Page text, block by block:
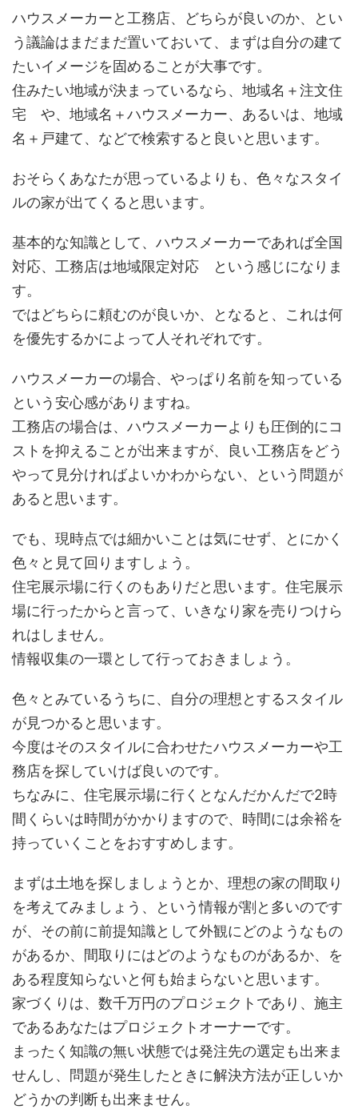
ハウスメーカーと工務店、どちらが良いのか、とい
う議論はまだまだ置いておいて、まずは自分の建て
たいイメージを固めることが大事です。
住みたい地域が決まっているなら、地域名＋注文住
宅 や、地域名＋ハウスメーカー、あるいは、地域
名＋戸建て、などで検索すると良いと思います。
おそらくあなたが思っているよりも、色々なスタイ
ルの家が出てくると思います。
基本的な知識として、ハウスメーカーであれば全国
対応、工務店は地域限定対応 という感じになりま
す。
ではどちらに頼むのが良いか、となると、これは何
を優先するかによって人それぞれです。
ハウスメーカーの場合、やっぱり名前を知っている
という安心感がありますね。
工務店の場合は、ハウスメーカーよりも圧倒的にコ
ストを抑えることが出来ますが、良い工務店をどう
やって見分ければよいかわからない、という問題が
あると思います。
でも、現時点では細かいことは気にせず、とにかく
色々と見て回りますしょう。
住宅展示場に行くのもありだと思います。住宅展示
場に行ったからと言って、いきなり家を売りつけら
れはしません。
情報収集の一環として行っておきましょう。
色々とみているうちに、自分の理想とするスタイル
が見つかると思います。
今度はそのスタイルに合わせたハウスメーカーや工
務店を探していけば良いのです。
ちなみに、住宅展示場に行くとなんだかんだで2時
間くらいは時間がかかりますので、時間には余裕を
持っていくことをおすすめします。
まずは土地を探しましょうとか、理想の家の間取り
を考えてみましょう、という情報が割と多いのです
が、その前に前提知識として外観にどのようなもの
があるか、間取りにはどのようなものがあるか、を
ある程度知らないと何も始まらないと思います。
家づくりは、数千万円のプロジェクトであり、施主
であるあなたはプロジェクトオーナーです。
まったく知識の無い状態では発注先の選定も出来ま
せんし、問題が発生したときに解決方法が正しいか
どうかの判断も出来ません。